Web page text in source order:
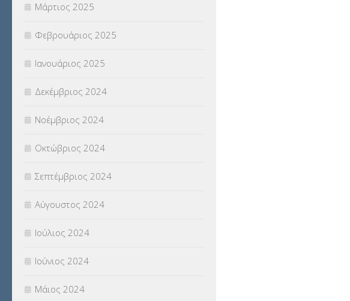
Μάρτιος 2025
Φεβρουάριος 2025
Ιανουάριος 2025
Δεκέμβριος 2024
Νοέμβριος 2024
Οκτώβριος 2024
Σεπτέμβριος 2024
Αύγουστος 2024
Ιούλιος 2024
Ιούνιος 2024
Μάιος 2024